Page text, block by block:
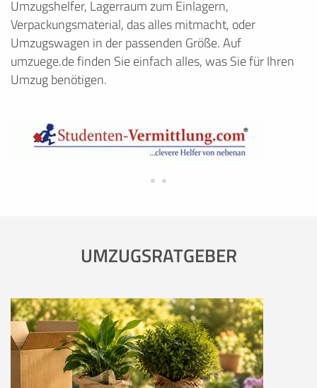
Umzugshelfer, Lagerraum zum Einlagern,
Verpackungsmaterial, das alles mitmacht, oder
Umzugswagen in der passenden Größe. Auf
umzuege.de finden Sie einfach alles, was Sie für Ihren
Umzug benötigen.
UMZUGSRATGEBER